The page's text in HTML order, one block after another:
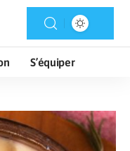
S’équiper